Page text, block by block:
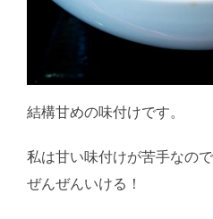
結構甘めの味付けです。
私は甘い味付けが苦手なの
ぜんぜんいける！